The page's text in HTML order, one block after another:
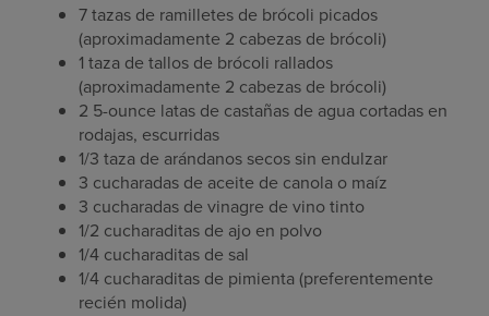
7 tazas de ramilletes de brócoli picados
(aproximadamente 2 cabezas de brócoli)
1 taza de tallos de brócoli rallados
(aproximadamente 2 cabezas de brócoli)
2 5-ounce latas de castañas de agua cortadas en
rodajas, escurridas
1/3 taza de arándanos secos sin endulzar
3 cucharadas de aceite de canola o maíz
3 cucharadas de vinagre de vino tinto
1/2 cucharaditas de ajo en polvo
1/4 cucharaditas de sal
1/4 cucharaditas de pimienta (preferentemente
recién molida)